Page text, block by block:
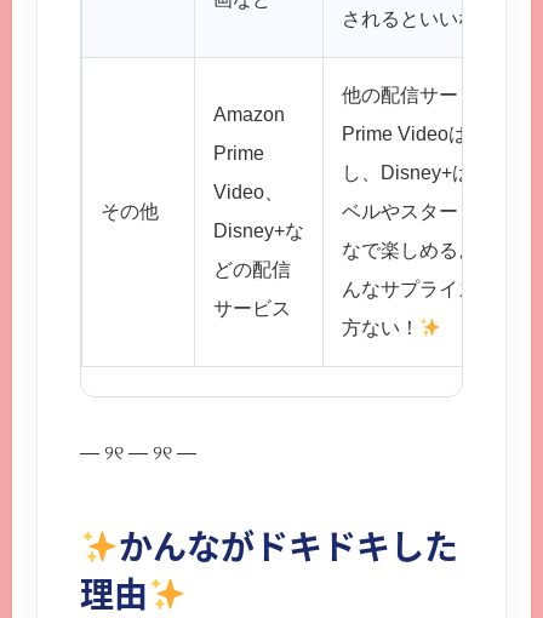
されるといいな！
その他
Amazon
Prime
Video、
Disney+な
どの配信
サービス
他の配信サービスも
Prime Videoは、幅広
し、Disney+は、ディ
ベルやスター・ウォ
なで楽しめるよね！
んなサプライズを用
方ない！
— ୨୧ — ୨୧ —
かんながドキドキした
理由